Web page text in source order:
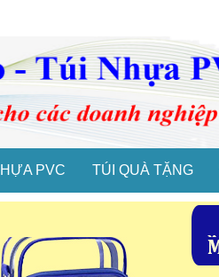
PVC TÚI QUÀ TẶNG